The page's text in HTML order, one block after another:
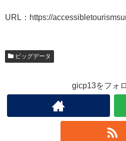
URL：https://
ビッグデータ
gicp13をフォ